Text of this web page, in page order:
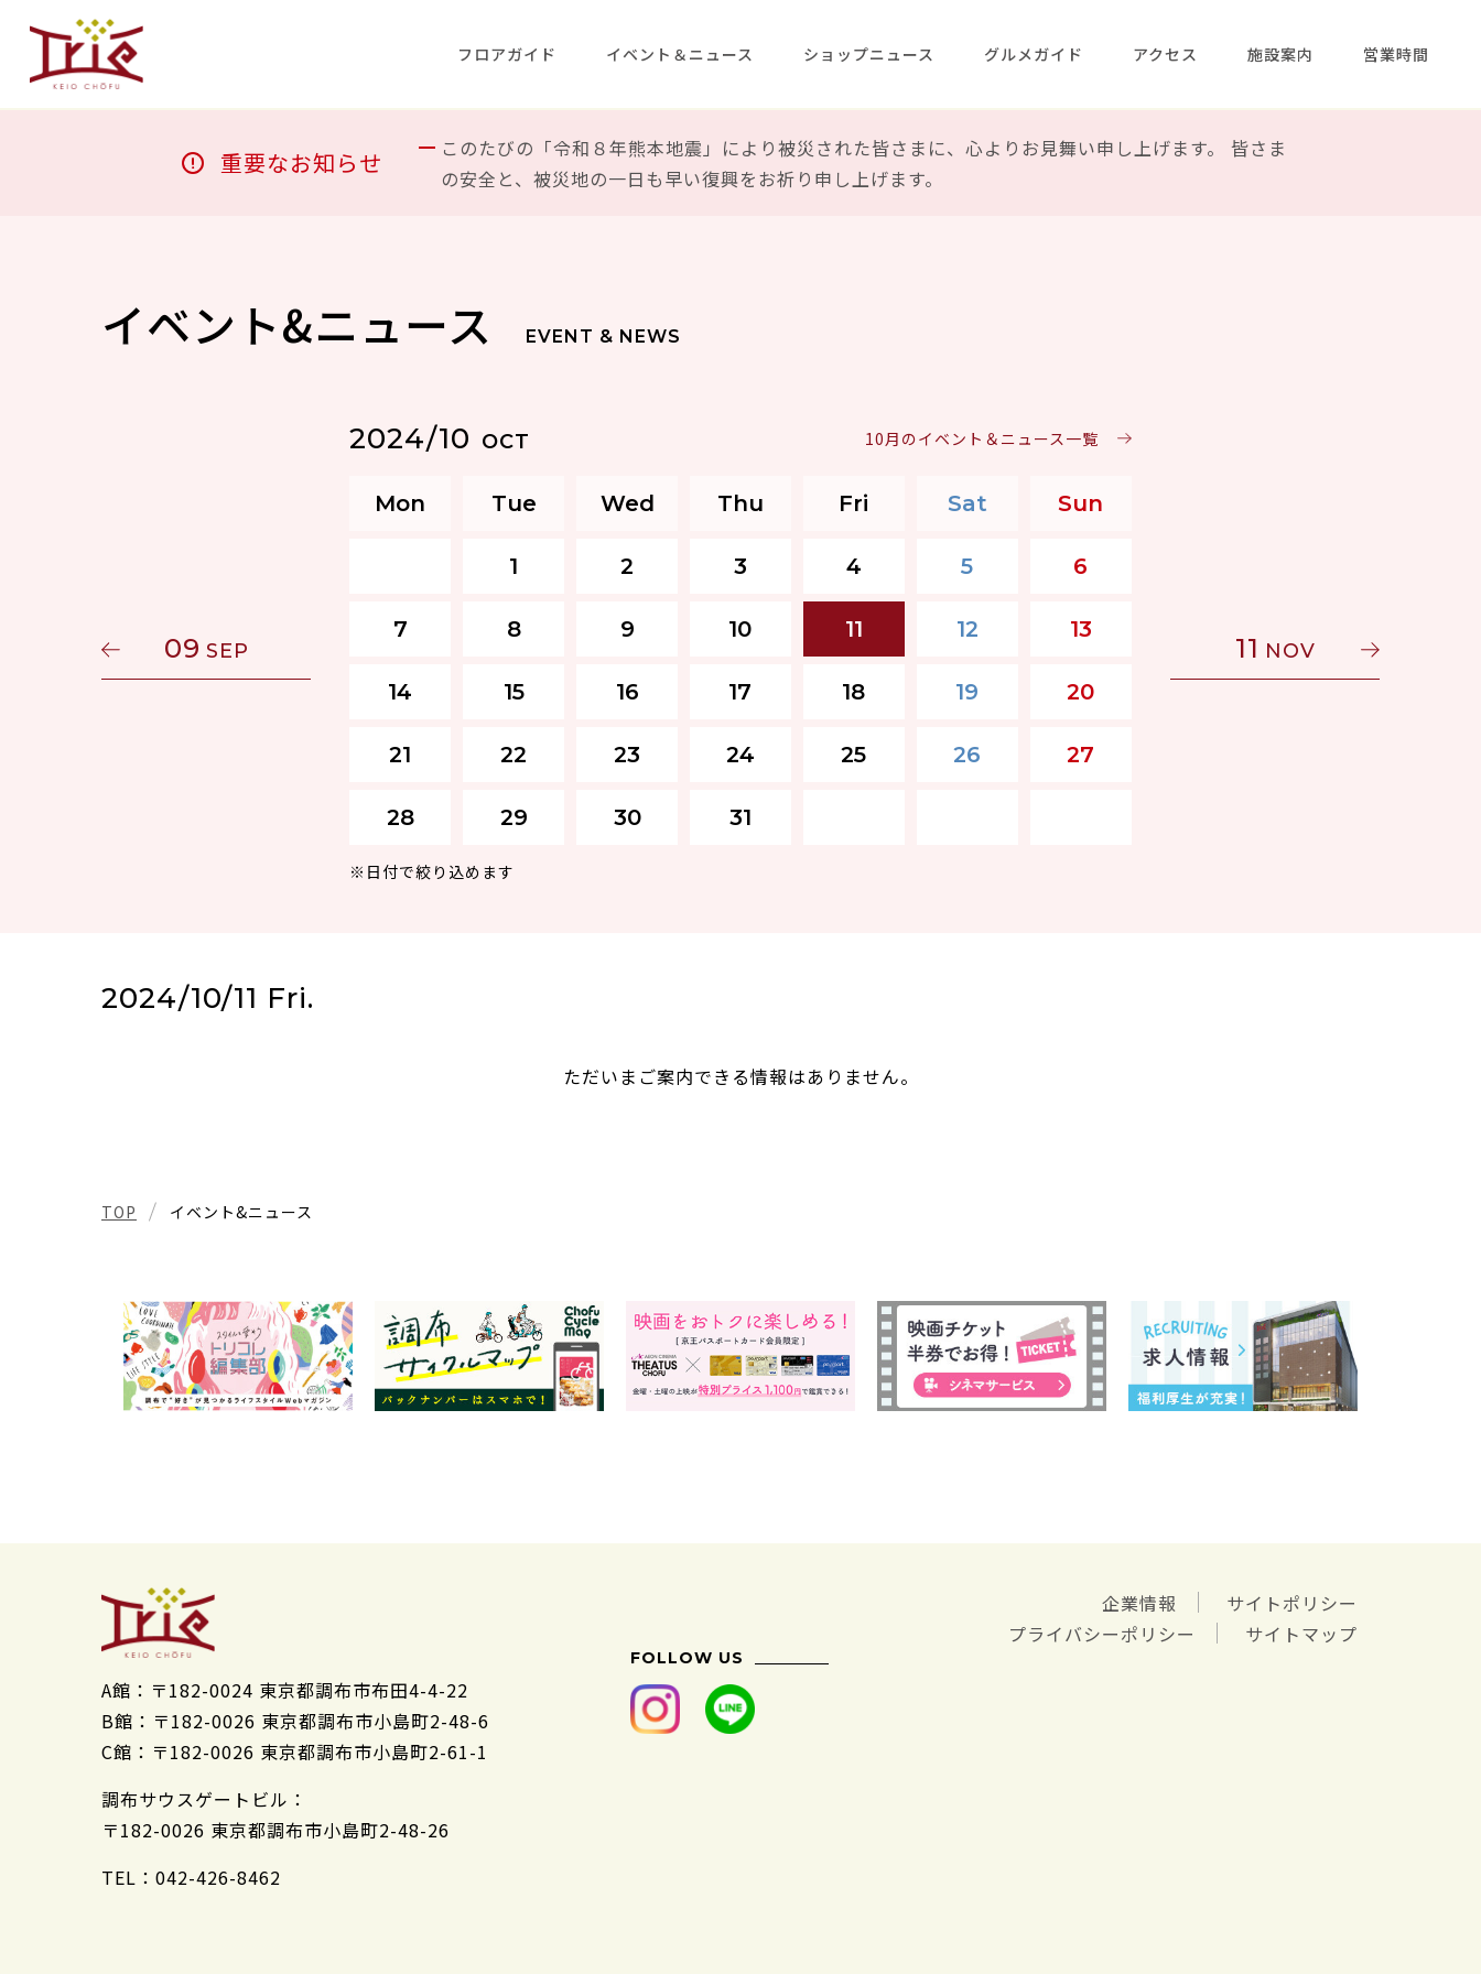
フロアガイド イベント＆ニュース ショップニュース グルメガイド アクセス 施設案内 営業時間
重要なお知らせ
このたびの「令和８年熊本地震」により被災された皆さまに、心よりお見舞い申し上げます。 皆さま
の安全と、被災地の一日も早い復興をお祈り申し上げます。
イベント&ニュース EVENT & NEWS
09 SEP
2024/10 OCT 10月のイベント＆ニュース一覧
Mon Tue Wed Thu Fri Sat Sun
1 2 3 4 5 6
7 8 9 10 11 12 13
14 15 16 17 18 19 20
21 22 23 24 25 26 27
28 29 30 31
※日付で絞り込めます
11 NOV
2024/10/11 Fri.
ただいまご案内できる情報はありません。
TOP イベント&ニュース
A館： 〒182-0024 東京都調布市布田4-4-22
B館： 〒182-0026 東京都調布市小島町2-48-6
C館： 〒182-0026 東京都調布市小島町2-61-1
調布サウスゲートビル：
〒182-0026 東京都調布市小島町2-48-26
TEL：042-426-8462
FOLLOW US
企業情報
サイトポリシー
プライバシーポリシー
サイトマップ